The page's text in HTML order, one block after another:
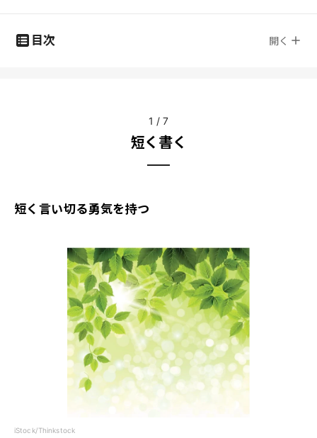
目次 開く
1 / 7
短く書く
短く言い切る勇気を持つ
iStock/Thinkstock